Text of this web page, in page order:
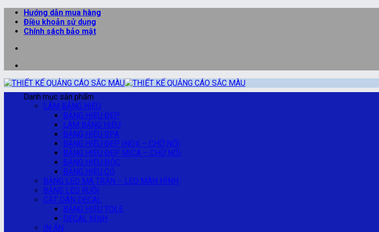
qua
Hướng dẫn mua hàng
Điều khoản sử dụng
Chính sách bảo mật
Danh mục sản phẩm
LÀM BẢNG HIỆU
BẢNG HIỆU ĐẸP
LÀM BẢNG HIỆU
BẢNG HIỆU SPA
BẢNG HIỆU ĐẸP INOX – CHỮ NỔI
BẢNG HIỆU ĐẸP MICA – CHỮ NỔI
BẢNG HIỆU ĐỘC
BẢNG HIỆU CỎ
BẢNG LED MA TRẬN – LED MÀN HÌNH
BẢNG LED RUỒI
CẮT DÁN DECAL
BẢNG HIỆU TOLE
DECAL KÍNH
IN ẤN